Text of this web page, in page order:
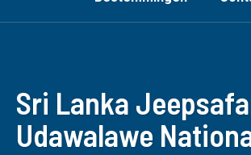
Sri Lanka
Udawalawe